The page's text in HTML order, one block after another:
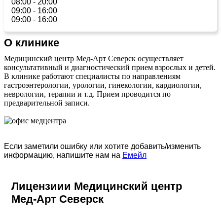
09:00 - 16:00
09:00 - 16:00
О клинике
Медицинский центр Мед-Арт Северск осуществляет
консультативный и диагностический прием взрослых и детей.
В клинике работают специалисты по направлениям
гастроэнтерологии, урологии, гинекологии, кардиологии,
неврологии, терапии и т.д. Прием проводится по
предварительной записи.
Если заметили ошибку или хотите добавить/изменить
информацию, напишите нам на Емейл
Лицензиии Медицинский центр
Мед-Арт Северск